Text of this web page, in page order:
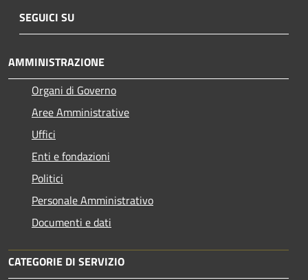
SEGUICI SU
AMMINISTRAZIONE
Organi di Governo
Aree Amministrative
Uffici
Enti e fondazioni
Politici
Personale Amministrativo
Documenti e dati
CATEGORIE DI SERVIZIO